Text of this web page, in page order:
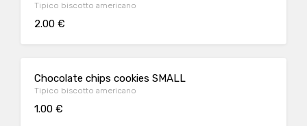
Tipico biscotto americano
2.00 €
Chocolate chips cookies SMALL
Tipico biscotto americano
1.00 €